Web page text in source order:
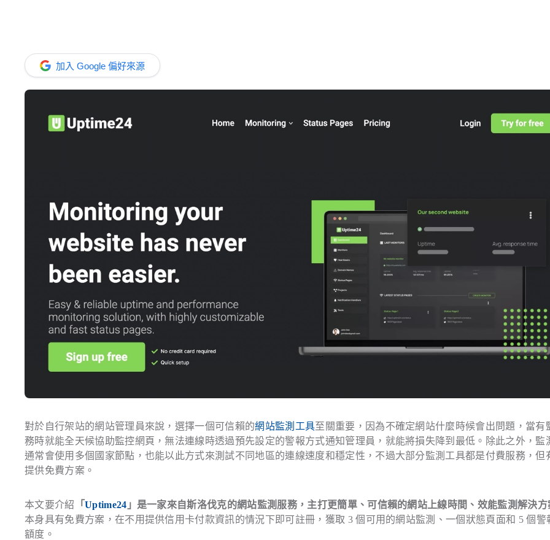
加入 Google 偏好來源
對於自行架站的網站管理員來說，選擇一個可信賴的網站監測工具至關重要，因為不確定網站什麼時候會出問題，當有
務時就能全天候協助監控網頁，無法連線時透過預先設定的警報方式通知管理員，就能將損失降到最低。除此之外，監
通常會使用多個國家節點，也能以此方式來測試不同地區的連線速度和穩定性，不過大部分監測工具都是付費服務，但
提供免費方案。
本文要介紹 「Uptime24 」是一家來自斯洛伐克的網站監測服務，主打更簡單、可信賴的網站上線時間、效能監測解決方
本身具有免費方案，在不用提供信用卡付款資訊的情況下即可註冊，獲取 3 個可用的網站監測、一個狀態頁面和 5 個警
額度。